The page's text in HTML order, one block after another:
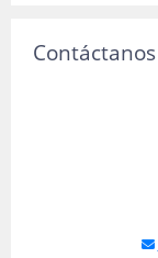
Contáctanos